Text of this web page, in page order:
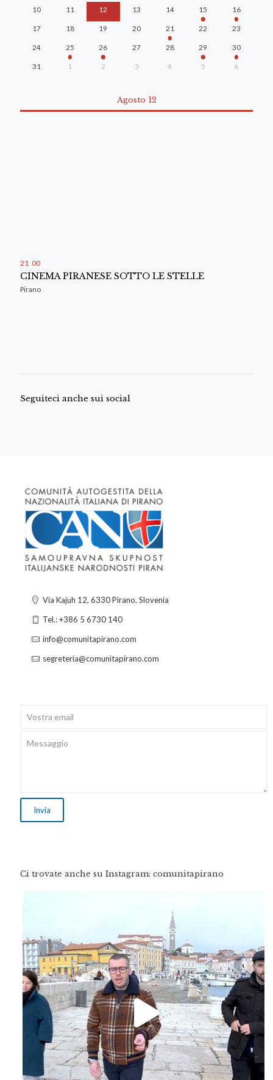
10 11 12 13 14 15 16
17 18 19 20 21 22 23
24 25 26 27 28 29 30
31 1 2 3 4 5 6
Agosto 12
21 00
CINEMA PIRANESE SOTTO LE STELLE
Pirano
Seguiteci anche sui social
Via Kajuh 12, 6330 Pirano, Slovenia
Tel.: +386 5 6730 140
info@comunitapirano.com
segreteria@comunitapirano.com
Ci trovate anche su Instagram: comunitapirano